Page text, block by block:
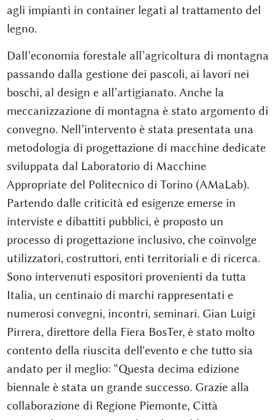
agli impianti in container legati al trattamento del
legno.
Dall’economia forestale all’agricoltura di montagna
passando dalla gestione dei pascoli, ai lavori nei
boschi, al design e all’artigianato. Anche la
meccanizzazione di montagna è stato argomento di
convegno. Nell’intervento è stata presentata una
metodologia di progettazione di macchine dedicate
sviluppata dal Laboratorio di Macchine
Appropriate del Politecnico di Torino (AMaLab).
Partendo dalle criticità ed esigenze emerse in
interviste e dibattiti pubblici, è proposto un
processo di progettazione inclusivo, che coinvolge
utilizzatori, costruttori, enti territoriali e di ricerca.
Sono intervenuti espositori provenienti da tutta
Italia, un centinaio di marchi rappresentati e
numerosi convegni, incontri, seminari. Gian Luigi
Pirrera, direttore della Fiera BosTer, è stato molto
contento della riuscita dell'evento e che tutto sia
andato per il meglio: “Questa decima edizione
biennale è stata un grande successo. Grazie alla
collaborazione di Regione Piemonte, Città